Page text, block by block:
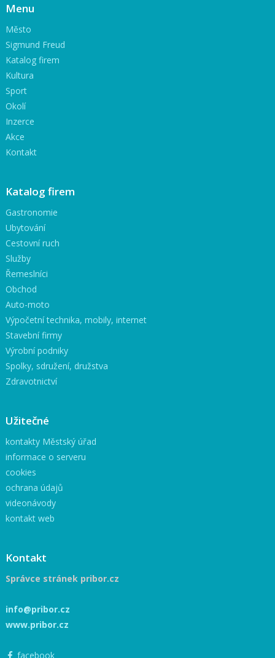
Menu
Město
Sigmund Freud
Katalog firem
Kultura
Sport
Okolí
Inzerce
Akce
Kontakt
Katalog firem
Gastronomie
Ubytování
Cestovní ruch
Služby
Řemeslníci
Obchod
Auto-moto
Výpočetní technika, mobily, internet
Stavební firmy
Výrobní podniky
Spolky, sdružení, družstva
Zdravotnictví
Užitečné
kontakty Městský úřad
informace o serveru
cookies
ochrana údajů
videonávody
kontakt web
Kontakt
Správce stránek pribor.cz
info@pribor.cz
www.pribor.cz
facebook